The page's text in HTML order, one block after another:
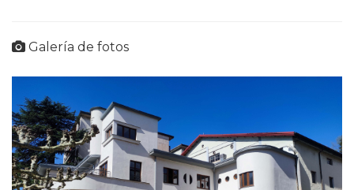
6 vestuarios
Actividad principal
Pelota
Pelota vasca
Cerramiento
Recinto cerrado
Cerrado fijo
Galería de fotos